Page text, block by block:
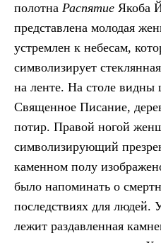
полотна Распятие Якоба
представлена молодая
устремлен к небесам,
символизирует
на ленте. На столе видны
Священное Писание,
потир. Правой ногой
символизирующий
каменном полу
было напоминать о
последствиях для людей.
лежит раздавленная